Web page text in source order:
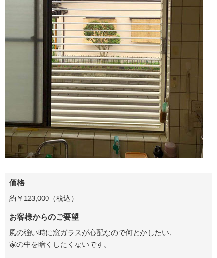
価格
約￥123,000（税込）
お客様からのご要望
風の強い時に窓ガラスが心配なので何とかしたい。
家の中を暗くしたくないです。